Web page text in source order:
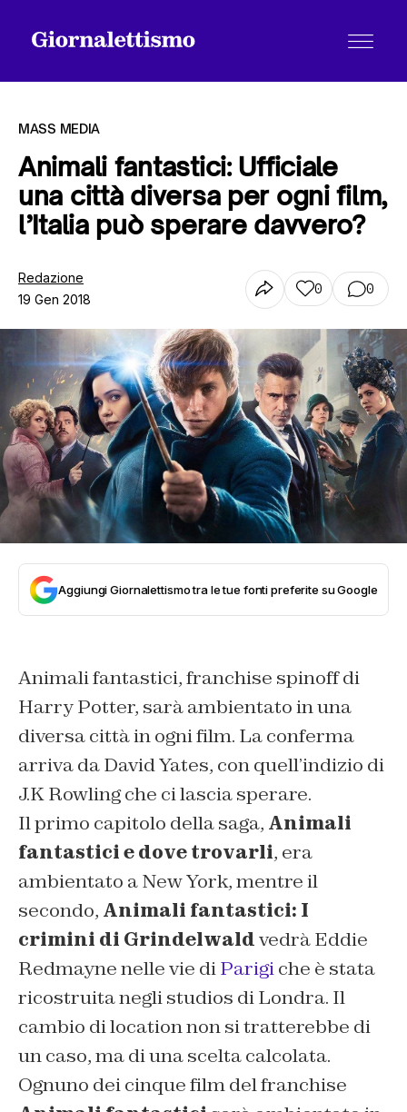
Tutti gli articoli
Chi siamo
Contatti
MASS MEDIA
Animali fantastici: Ufficiale
una città diversa per ogni film,
l’Italia può sperare davvero?
Redazione
19 Gen 2018
0 0
Aggiungi Giornalettismo tra le tue fonti preferite su Google
Animali fantastici, franchise spinoff di
Harry Potter, sarà ambientato in una
diversa città in ogni film. La conferma
arriva da David Yates, con quell’indizio di
J.K Rowling che ci lascia sperare.
Il primo capitolo della saga, Animali
fantastici e dove trovarli, era
ambientato a New York, mentre il
secondo, Animali fantastici: I
crimini di Grindelwaldvedrà Eddie
Redmayne nelle vie diParigiche è stata
ricostruita negli studios di Londra. Il
cambio di location non si tratterebbe di
un caso, ma di una scelta calcolata.
Ognuno dei cinque film del franchise